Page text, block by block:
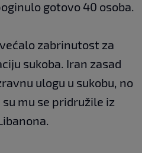
gotovo 40 osoba.
zabrinutost za
sukoba. Iran zasad
ulogu u sukobu, no
mu se pridružile iz